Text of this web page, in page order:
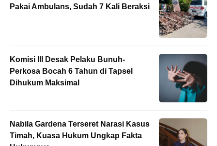
Pakai Ambulans, Sudah 7 Kali Beraksi
Komisi III Desak Pelaku Bunuh-
Perkosa Bocah 6 Tahun di Tapsel
Dihukum Maksimal
Nabila Gardena Terseret Narasi Kasus
Timah, Kuasa Hukum Ungkap Fakta